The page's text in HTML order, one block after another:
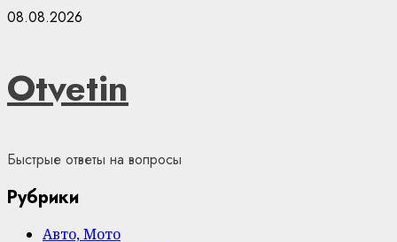
Skip
08.08.2026
Otvetin
Быстрые ответы на вопросы
Рубрики
Авто, Мото